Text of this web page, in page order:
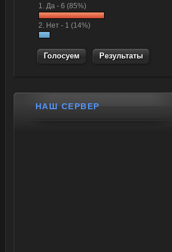
1. Да - 6 (85%)
2. Нет - 1 (14%)
Результаты
НАШ СЕРВЕР